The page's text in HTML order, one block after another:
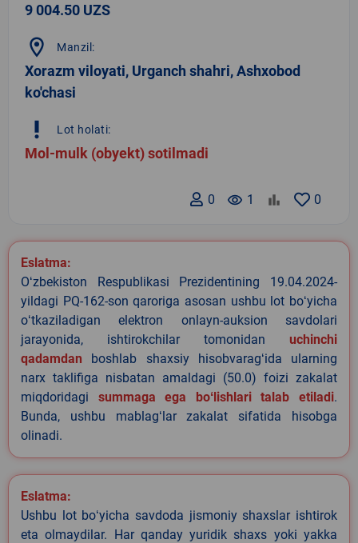
9 004.50 UZS
location_on Manzil:
Xorazm viloyati, Urganch shahri, Ashxobod
ko'chasi
priority_high Lot holati:
Mol-mulk (obyekt) sotilmadi
0
remove_red_eye 1
0
Eslatma:
Oʻzbekiston Respublikasi Prezidentining 19.04.2024-
yildagi PQ-162-son qaroriga asosan ushbu lot boʻyicha
oʻtkaziladigan elektron onlayn-auksion savdolari
jarayonida, ishtirokchilar tomonidan uchinchi
qadamdan boshlab shaxsiy hisobvaragʻida ularning
narx taklifiga nisbatan amaldagi (50.0) foizi zakalat
miqdoridagi summaga ega boʻlishlari talab etiladi.
Bunda, ushbu mablagʻlar zakalat sifatida hisobga
olinadi.
Eslatma:
Ushbu lot boʻyicha savdoda jismoniy shaxslar ishtirok
eta olmaydilar. Har qanday yuridik shaxs yoki yakka